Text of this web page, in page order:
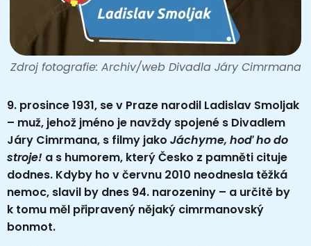
Zdroj fotografie: Archiv/web Divadla Járy Cimrmana
9. prosince 1931, se v Praze narodil Ladislav Smoljak
– muž, jehož jméno je navždy spojené s Divadlem
Járy Cimrmana, s filmy jako Jáchyme, hoď ho do
stroje! a s humorem, který Česko z pamněti cituje
dodnes. Kdyby ho v červnu 2010 neodnesla těžká
nemoc, slavil by dnes 94. narozeniny – a určitě by
k tomu měl připravený nějaký cimrmanovský
bonmot.